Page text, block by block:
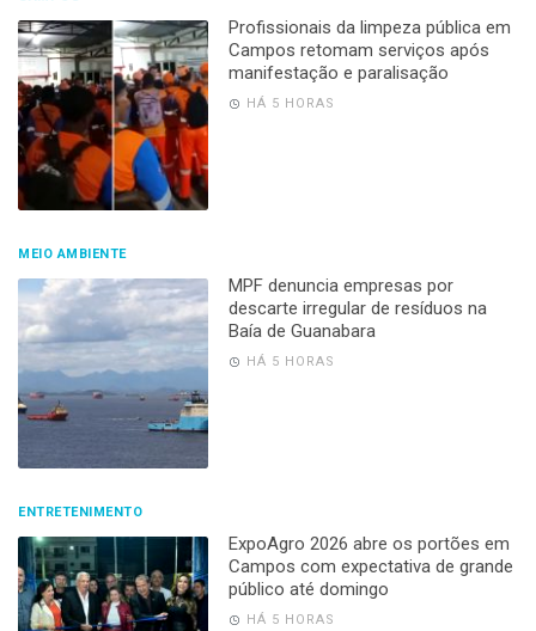
Profissionais da limpeza pública em
Campos retomam serviços após
manifestação e paralisação
HÁ 5 HORAS
MEIO AMBIENTE
MPF denuncia empresas por
descarte irregular de resíduos na
Baía de Guanabara
HÁ 5 HORAS
ENTRETENIMENTO
ExpoAgro 2026 abre os portões em
Campos com expectativa de grande
público até domingo
HÁ 5 HORAS